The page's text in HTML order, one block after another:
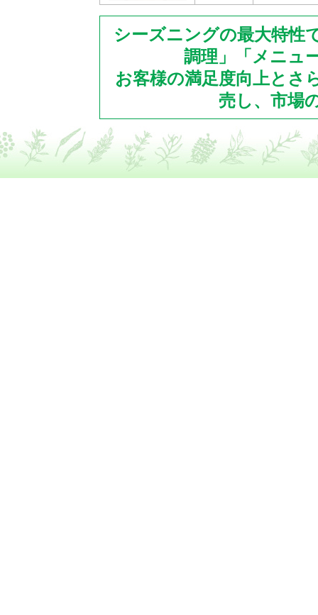
シーズニングの最大特性
調理」「メニュ
お客様の満足度向上とさ
売し、市場